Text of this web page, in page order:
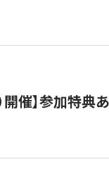
開催】参加特典